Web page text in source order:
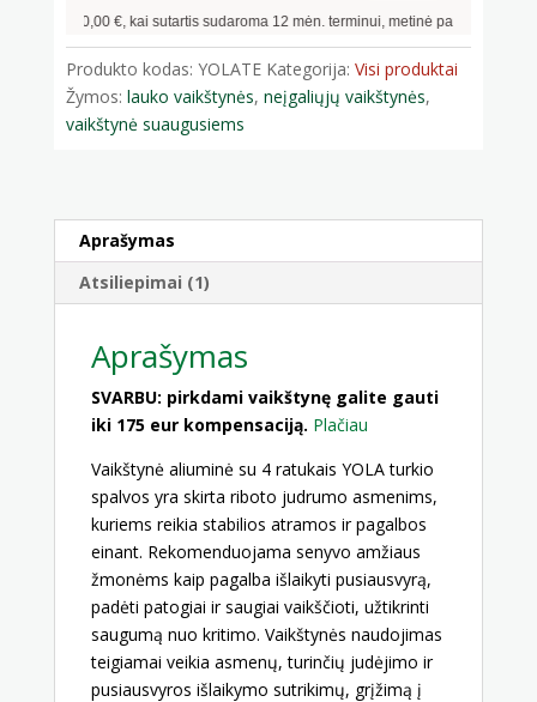
sp.
€, kai sutartis sudaroma12mėn. terminui, metinė palūkanų norma –
Produkto kodas: YOLATE Kategorija: Visi produktai
Žymos: lauko vaikštynės, neįgaliųjų vaikštynės,
vaikštynė suaugusiems
Aprašymas
Atsiliepimai (1)
Aprašymas
SVARBU: pirkdami vaikštynę galite gauti
iki 175 eur kompensaciją. Plačiau
Vaikštynė aliuminė su 4 ratukais YOLA turkio
spalvos yra skirta riboto judrumo asmenims,
kuriems reikia stabilios atramos ir pagalbos
einant. Rekomenduojama senyvo amžiaus
žmonėms kaip pagalba išlaikyti pusiausvyrą,
padėti patogiai ir saugiai vaikščioti, užtikrinti
saugumą nuo kritimo. Vaikštynės naudojimas
teigiamai veikia asmenų, turinčių judėjimo ir
pusiausvyros išlaikymo sutrikimų, grįžimą į